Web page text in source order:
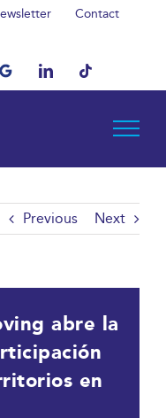
Contact
MyBusinessLinkedInTiktok
Previous Next
abre la
en